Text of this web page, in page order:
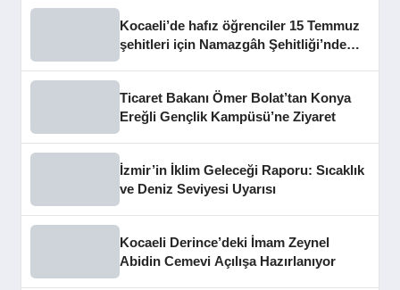
Kocaeli’de hafız öğrenciler 15 Temmuz
şehitleri için Namazgâh Şehitliği’nde
Ticaret Bakanı Ömer Bolat’tan Konya
Ereğli Gençlik Kampüsü’ne Ziyaret
İzmir’in İklim Geleceği Raporu: Sıcaklık
ve Deniz Seviyesi Uyarısı
Kocaeli Derince’deki İmam Zeynel
Abidin Cemevi Açılışa Hazırlanıyor